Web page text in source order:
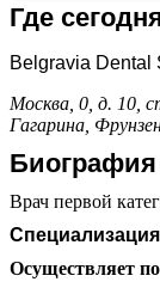
Где
Belgravia Dental
Москва, 0, д. 10,
Гагарина,
Биография
Врач первой
Осуществляет